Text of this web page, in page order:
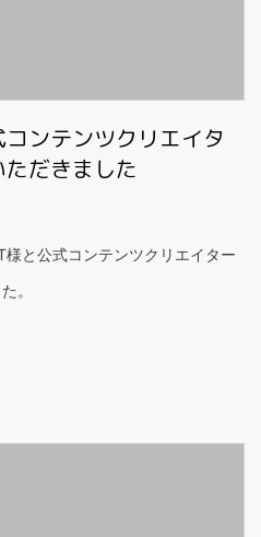
ンテンツクリエイタ
だきました
と公式コンテンツクリエイター
。